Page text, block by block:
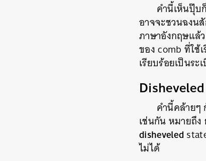
คำนี้เห็นปุ๊บ
อาจจะชวนฉงน
ภาษาอังกฤษแล้
ของ comb ที่ใช้
เรียบร้อยเป็นระ
Disheveled
คำนี้คล้ายๆ
เช่นกัน หมายถึง
disheveled
ไม่ได้